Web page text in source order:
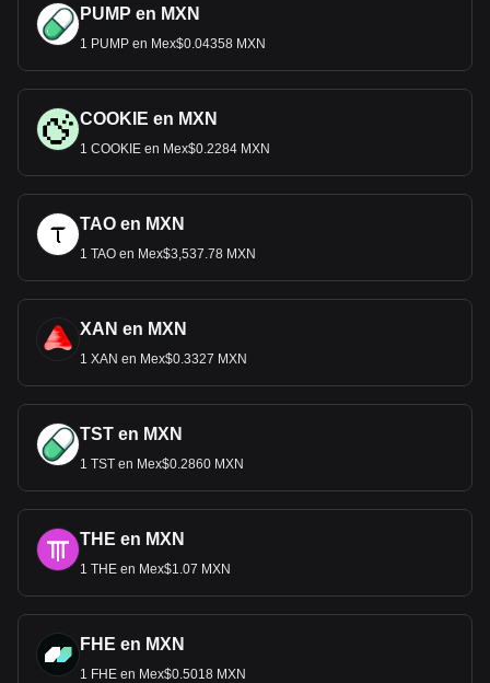
PUMP en MXN
1 PUMP en Mex$0.04358 MXN
COOKIE en MXN
1 COOKIE en Mex$0.2284 MXN
TAO en MXN
1 TAO en Mex$3,537.78 MXN
XAN en MXN
1 XAN en Mex$0.3327 MXN
TST en MXN
1 TST en Mex$0.2860 MXN
THE en MXN
1 THE en Mex$1.07 MXN
FHE en MXN
1 FHE en Mex$0.5018 MXN